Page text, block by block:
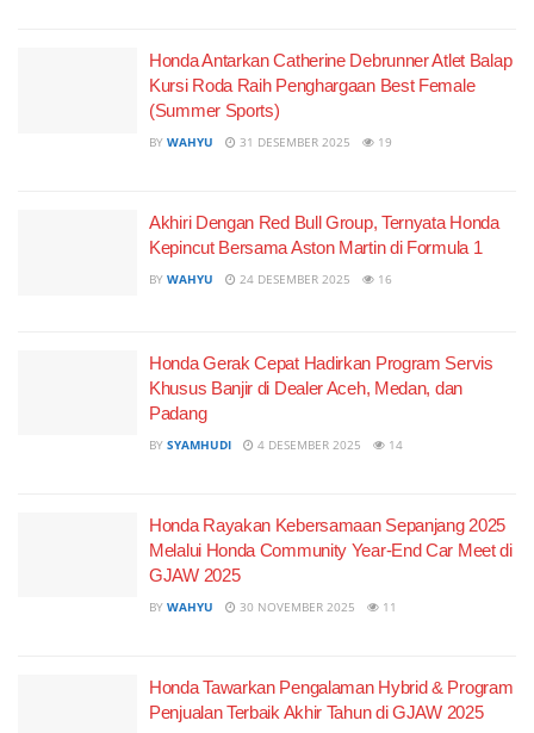
Honda Antarkan Catherine Debrunner Atlet Balap
Kursi Roda Raih Penghargaan Best Female
(Summer Sports)
BY WAHYU 31 DESEMBER 2025 19
Akhiri Dengan Red Bull Group, Ternyata Honda
Kepincut Bersama Aston Martin di Formula 1
BY WAHYU 24 DESEMBER 2025 16
Honda Gerak Cepat Hadirkan Program Servis
Khusus Banjir di Dealer Aceh, Medan, dan
Padang
BY SYAMHUDI 4 DESEMBER 2025 14
Honda Rayakan Kebersamaan Sepanjang 2025
Melalui Honda Community Year-End Car Meet di
GJAW 2025
BY WAHYU 30 NOVEMBER 2025 11
Honda Tawarkan Pengalaman Hybrid & Program
Penjualan Terbaik Akhir Tahun di GJAW 2025